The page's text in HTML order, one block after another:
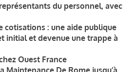
du personnel, avec
cotisations : une aide publique
initial et devenue une trappe à
Ouest France
Maintenance De Rome jusqu’à